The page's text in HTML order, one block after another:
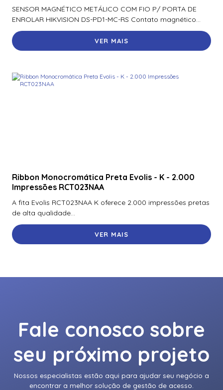
SENSOR MAGNÉTICO METÁLICO COM FIO P/ PORTA DE
ENROLAR HIKVISION DS-PD1-MC-RS Contato magnético...
VER MAIS
Ribbon Monocromática Preta Evolis - K - 2.000
Impressões RCT023NAA
A fita Evolis RCT023NAA K oferece 2.000 impressões pretas
de alta qualidade...
VER MAIS
Fale conosco sobre
seu próximo projeto
Nossos especialistas estão aqui para ajudar seu negócio a
encontrar a melhor solução de gestão de acesso.